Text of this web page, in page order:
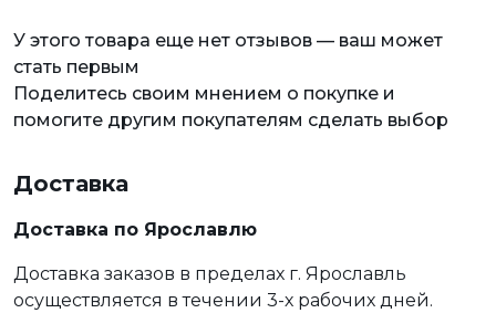
У этого товара еще нет отзывов — ваш может
стать первым
Поделитесь своим мнением о покупке и
помогите другим покупателям сделать выбор
Доставка
Доставка по Ярославлю
Доставка заказов в пределах г. Ярославль
осуществляется в течении 3-х рабочих дней.